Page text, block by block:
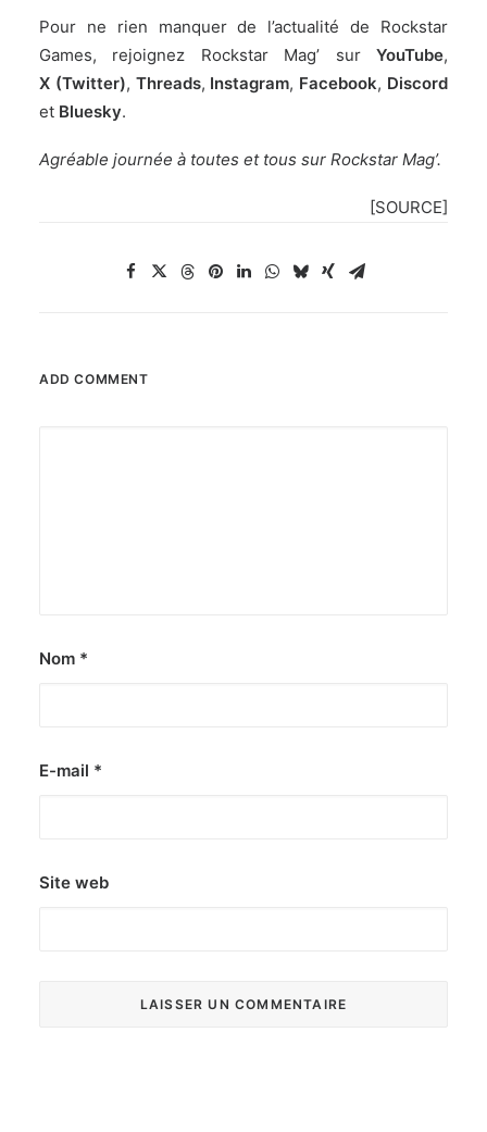
Pour ne rien manquer de l’actualité de Rockstar
Games, rejoignez Rockstar Mag’ sur YouTube,
X (Twitter), Threads, Instagram, Facebook, Discord
et Bluesky.
Agréable journée à toutes et tous sur Rockstar Mag’.
[SOURCE]
ADD COMMENT
Nom *
E-mail *
Site web